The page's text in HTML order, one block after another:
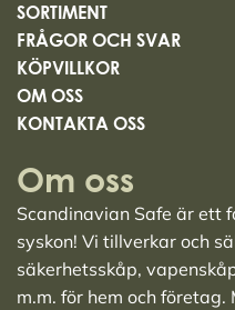
SORTIMENT
FRÅGOR OCH SVAR
KÖPVILLKOR
OM OSS
KONTAKTA OSS
Om oss
Scandinavian Safe är ett
syskon! Vi tillverkar och
säkerhetsskåp,
m.m. för hem och